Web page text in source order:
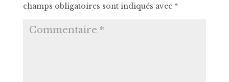
champs obligatoires sont indiqués avec *